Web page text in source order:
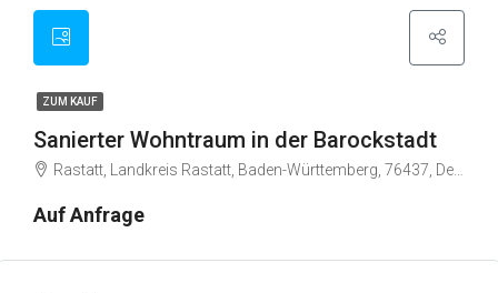
ZUM KAUF
Sanierter Wohntraum in der Barockstadt
Rastatt, Landkreis Rastatt, Baden-Württemberg, 76437, Deutschland
Auf Anfrage